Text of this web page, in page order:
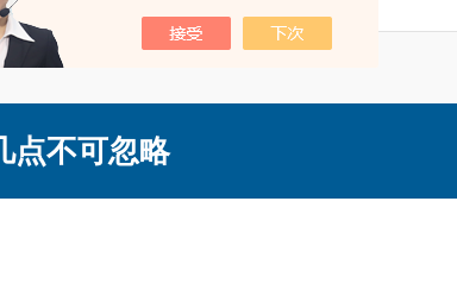
点不可忽略